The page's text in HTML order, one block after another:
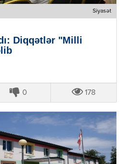
Siyasət
Diqqətlər "Milli
0 178